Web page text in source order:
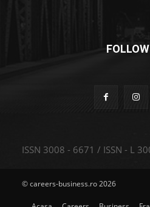
ISSN 3008 - 6671 / ISSN - L
© careers-business.ro 2026